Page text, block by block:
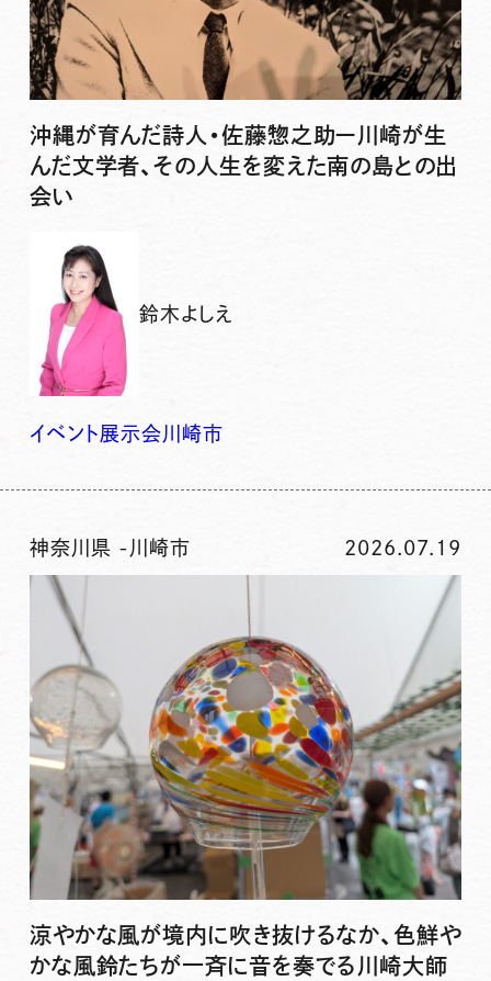
沖縄が育んだ詩人・佐藤惣之助ー川崎が生
んだ文学者、その人生を変えた南の島との出
会い
鈴木よしえ
イベント展示会川崎市
神奈川県 - 川崎市 2026.07.19
涼やかな風が境内に吹き抜けるなか、色鮮や
かな風鈴たちが一斉に音を奏でる川崎大師